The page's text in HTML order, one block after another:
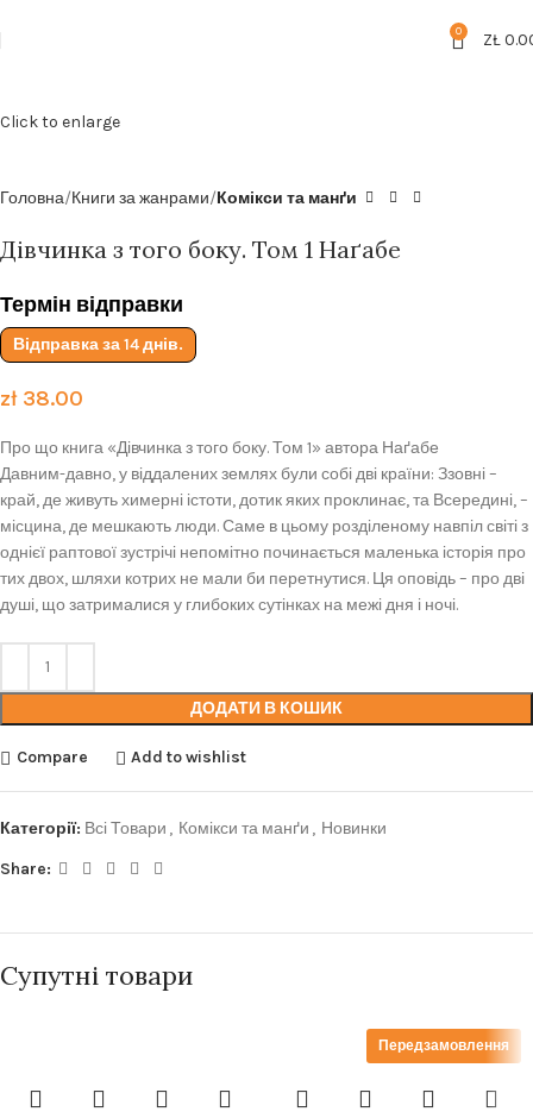
0 ZŁ
Click to enlarge
Головна Книги за жанрами Комікси та манґи
Дівчинка з того боку. Том 1 Наґабе
Термін відправки
Відправка за 14 днів.
zł38.00
Про що книга «Дівчинка з того боку. Том 1» автора Наґабе
Давним-давно, у віддалених землях були собі дві країни: Ззовні –
край, де живуть химерні істоти, дотик яких проклинає, та Всередині, –
місцина, де мешкають люди. Саме в цьому розділеному навпіл світі з
однієї раптової зустрічі непомітно починається маленька історія про
тих двох, шляхи котрих не мали би перетнутися. Ця оповідь – про дві
душі, що затрималися у глибоких сутінках на межі дня і ночі.
ДОДАТИ В КОШИК
Compare Add to wishlist
Категорії: Всі Товари , Комікси та манґи , Новинки
Share:
Супутні товари
Передзамовлення